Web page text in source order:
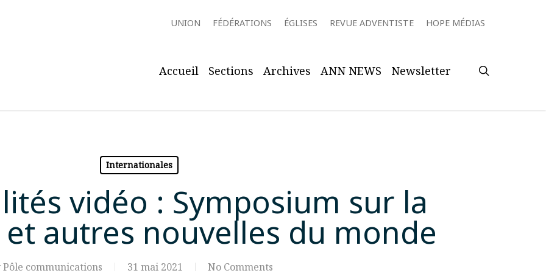
UNION FÉDÉRATIONS ÉGLISES REVUE ADVENTISTE HOPE MÉDIAS
Accueil Sections Archives ANN NEWS Newsletter
Internationales
vidéo : Symposium sur la
autres nouvelles du monde
Pôle communications 31 mai 2021 No Comments